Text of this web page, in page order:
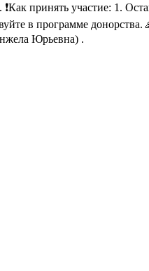
принять участие: 1.
в программе
Юрьевна) .